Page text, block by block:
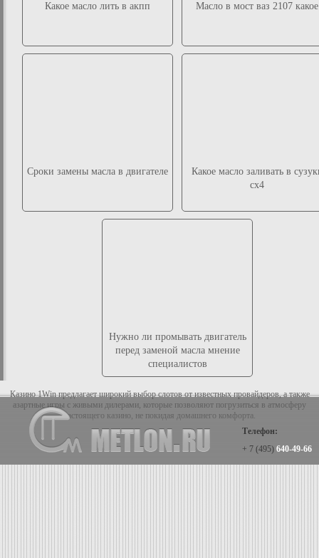
Какое масло лить в акпп Масло в мост ваз 2107 какое
Сроки замены масла в двигателе
Какое масло заливать в
сх4
Нужно ли промывать двигатель
перед заменой масла мнение
специалистов
Казино 1Win предлагает широкий выбор слотов от известных провайдеров, а также
азартные игры с живыми дилерами, которые позволяют погрузиться в атмосферу
настоящего казино, не покидая домашнего комфорта.
Телефон:
+ 7 (495) 640-49-66